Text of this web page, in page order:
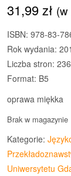
31,99zł (w
ISBN: 978-83-
Rok wydania:
Liczba stron: 236
Format: B5
oprawa miękka
Brak w magazynie
Kategorie:
Uniwersytetu